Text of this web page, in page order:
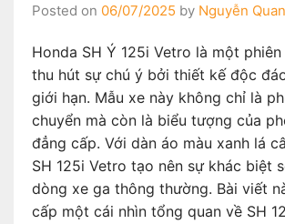
Posted on 06/07/2025 by Nguyễn
Honda SH Ý 125i Vetro là một
thu hút sự chú ý bởi thiết kế độc
giới hạn. Mẫu xe này không chỉ là
chuyển mà còn là biểu tượng của
đẳng cấp. Với dàn áo màu xanh lá
SH 125i Vetro tạo nên sự khác biệt
dòng xe ga thông thường. Bài viết
cấp một cái nhìn tổng quan về SH